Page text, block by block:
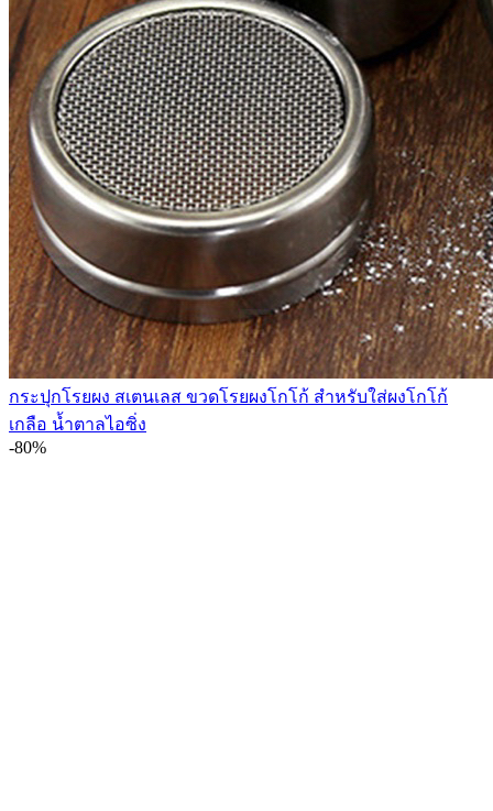
กระปุกโรยผง สเตนเลส ขวดโรยผงโกโก้ สำหรับใส่ผงโกโก้
เกลือ น้ำตาลไอซิ่ง
-80%